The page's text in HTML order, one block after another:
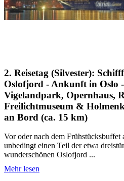
2. Reisetag (Silvester):
Oslofjord - Ankunft in Oslo
Vigelandpark, Opernhaus,
Freilichtmuseum &
an Bord (ca. 15 km)
Vor oder nach dem Frühstücksbuffet
unbedingt einen Teil der etwa
wunderschönen Oslofjord ...
Mehr lesen